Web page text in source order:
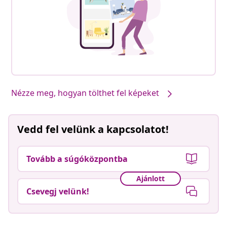
Termékeink, általad stílusossá téve #sharemevidaxl
Nézze meg, hogyan tölthet fel képeket
Vedd fel velünk a kapcsolatot!
Tovább a súgóközpontba
Csevegj velünk!